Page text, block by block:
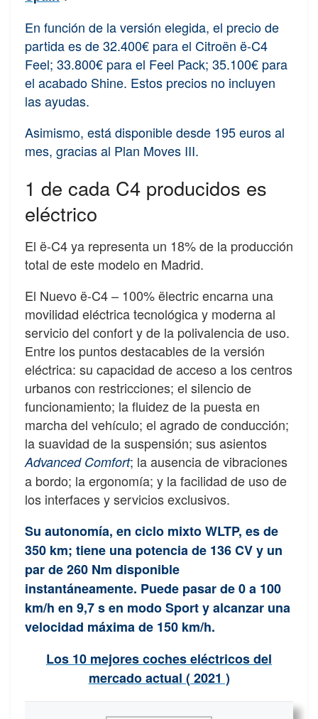
En función de la versión elegida, el precio de
partida es de 32.400€ para el Citroën ë-C4
Feel; 33.800€ para el Feel Pack; 35.100€ para
el acabado Shine. Estos precios no incluyen
las ayudas.
Asimismo, está disponible desde 195 euros al
mes, gracias al Plan Moves III.
1 de cada C4 producidos es
eléctrico
El ë-C4 ya representa un 18% de la producción
total de este modelo en Madrid.
El Nuevo ë-C4 – 100% ëlectric encarna una
movilidad eléctrica tecnológica y moderna al
servicio del confort y de la polivalencia de uso.
Entre los puntos destacables de la versión
eléctrica: su capacidad de acceso a los centros
urbanos con restricciones; el silencio de
funcionamiento; la fluidez de la puesta en
marcha del vehículo; el agrado de conducción;
la suavidad de la suspensión; sus asientos
Advanced Comfort; la ausencia de vibraciones
a bordo; la ergonomía; y la facilidad de uso de
los interfaces y servicios exclusivos.
Su autonomía, en ciclo mixto WLTP, es de
350 km; tiene una potencia de 136 CV y un
par de 260 Nm disponible
instantáneamente. Puede pasar de 0 a 100
km/h en 9,7 s en modo Sport y alcanzar una
velocidad máxima de 150 km/h.
Los 10 mejores coches eléctricos del
mercado actual ( 2021 )